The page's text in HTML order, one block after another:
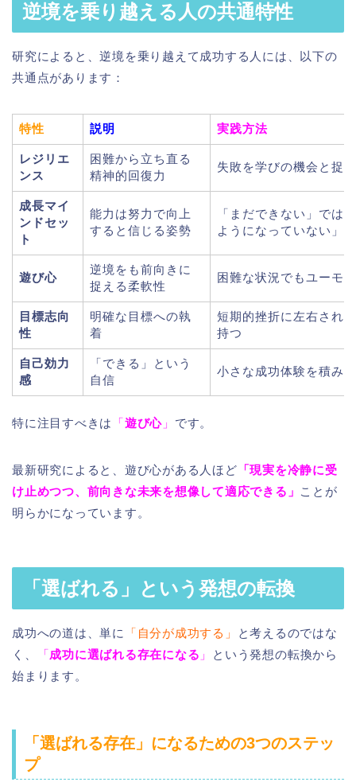
逆境を乗り越える人の共通特性
研究によると、逆境を乗り越えて成功する人には、以下の
共通点があります：
特性 説明 実践方法
レジリエ
ンス
困難から立ち直る
精神的回復力
失敗を学びの機会と捉
成長マイ
ンドセッ
ト
能力は努力で向上
すると信じる姿勢
「まだできない」では
ようになっていない」
遊び心
逆境をも前向きに
捉える柔軟性
困難な状況でもユーモ
目標志向
性
明確な目標への執
着
短期的挫折に左右され
持つ
自己効力
感
「できる」という
自信
小さな成功体験を積み
特に注目すべきは 「遊び心 」 です。
最新研究によると、遊び心がある人ほど 「現実を冷静に受
け止めつつ、前向きな未来を想像して適応できる」 ことが
明らかになっています。
「選ばれる」という発想の転換
成功への道は、単に 「自分が成功する」
と考えるのではな
く、
「成功に選ばれる存在になる 」
という発想の転換から
始まります。
「選ばれる存在」になるための3つのステッ
プ